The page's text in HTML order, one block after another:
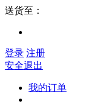
送货至：
登录 注册
安全退出
我的订单